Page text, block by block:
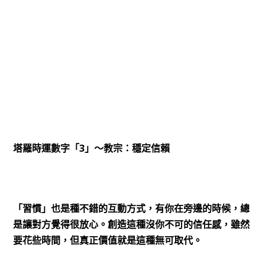
塔羅時運數字「3」～教宗：穩定信賴
「習慣」也是種不錯的互動方式，有你在旁邊的時候，總
是讓對方覺得很放心。創造這種沒你不可的信任感，雖然
要花些時間，但真正價值就是這種無可取代。